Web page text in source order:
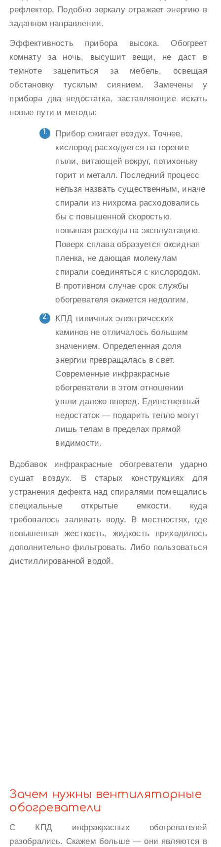
рефлектор. Подобно зеркалу отражает энергию в
заданном направлении.
Эффективность прибора высока. Обогреет
комнату за ночь, высушит вещи, не даст в
темноте зацепиться за мебель, освещая
обстановку тусклым сиянием. Замечены у
прибора два недостатка, заставляющие искать
новые пути и методы:
Прибор сжигает воздух. Точнее,
кислород расходуется на горение
пыли, витающей вокруг, потихоньку
горит и металл. Последний процесс
нельзя назвать существенным, иначе
спирали из нихрома расходовались
бы с повышенной скоростью,
повышая расходы на эксплуатацию.
Поверх сплава образуется оксидная
пленка, не дающая молекулам
спирали соединяться с кислородом.
В противном случае срок службы
обогревателя окажется недолгим.
КПД типичных электрических
каминов не отличалось большим
значением. Определенная доля
энергии превращалась в свет.
Современные инфракрасные
обогреватели в этом отношении
ушли далеко вперед. Единственный
недостаток — подарить тепло могут
лишь телам в пределах прямой
видимости.
Вдобавок инфракрасные обогреватели ударно
сушат воздух. В старых конструкциях для
устранения дефекта над спиралями помещались
специальные открытые емкости, куда
требовалось заливать воду. В местностях, где
повышенная жесткость, жидкость приходилось
дополнительно фильтровать. Либо пользоваться
дистиллированной водой.
Зачем нужны вентиляторные
обогреватели
С КПД инфракрасных обогревателей
разобрались. Скажем больше — они являются в